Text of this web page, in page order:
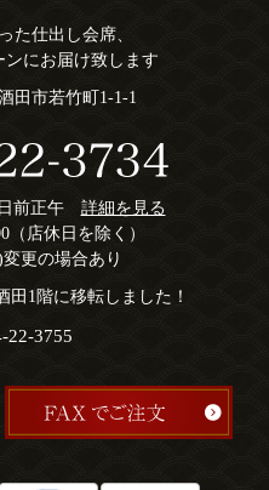
た仕出し会席、
にお届け致します
田市若竹町1-1-1
前正午 詳細を見る
（店休日を除く）
更の場合あり
1階に移転しました！
22-3755